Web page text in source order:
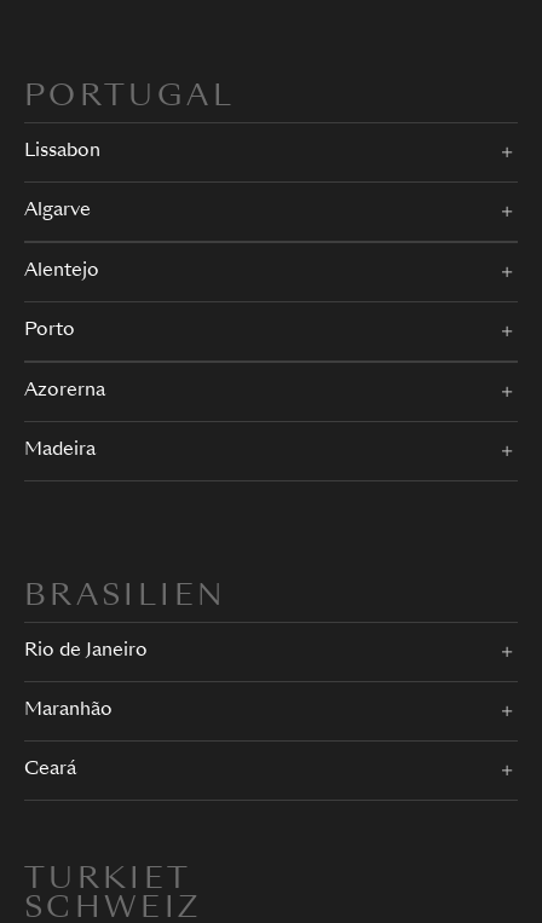
PORTUGAL
Lissabon
Algarve
Alentejo
Porto
Azorerna
Madeira
BRASILIEN
Rio de Janeiro
Maranhão
Ceará
TURKIET
SCHWEIZ